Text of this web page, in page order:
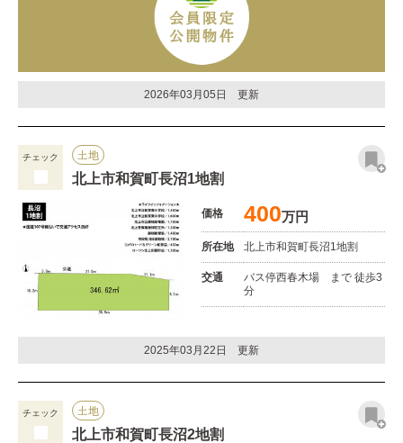
2026年03月05日 更新
チェック 土地
北上市和賀町長沼1地割
価格 400万円
所在地 北上市和賀町長沼1地割
交通
バス停西春木場 まで 徒歩3
分
2025年03月22日 更新
チェック 土地
北上市和賀町長沼2地割